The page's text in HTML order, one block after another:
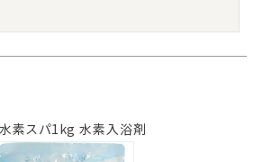
素スパ1kg 水素入浴剤